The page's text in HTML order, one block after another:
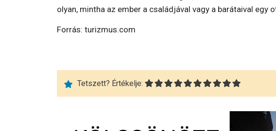
olyan, mintha az ember a családjával vagy a barátaival egy
Forrás: turizmus.com
Tetszett? Értékelje: